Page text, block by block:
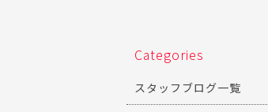
Categories
スタッフブログ一覧